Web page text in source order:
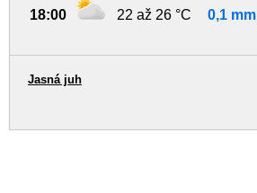
18:00 22 až 26 °C 0,1 mm
Jasná juh